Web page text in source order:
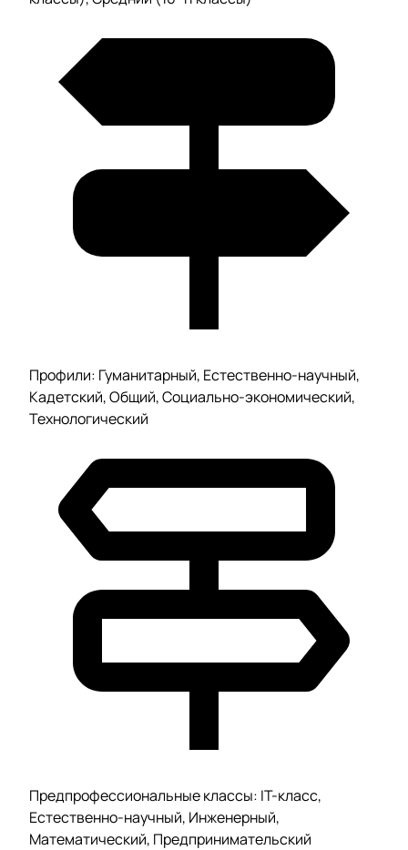
Профили: Гуманитарный, Естественно-научный,
Кадетский, Общий, Социально-экономический,
Технологический
Предпрофессиональные классы: IT-класс,
Естественно-научный, Инженерный,
Математический, Предпринимательский